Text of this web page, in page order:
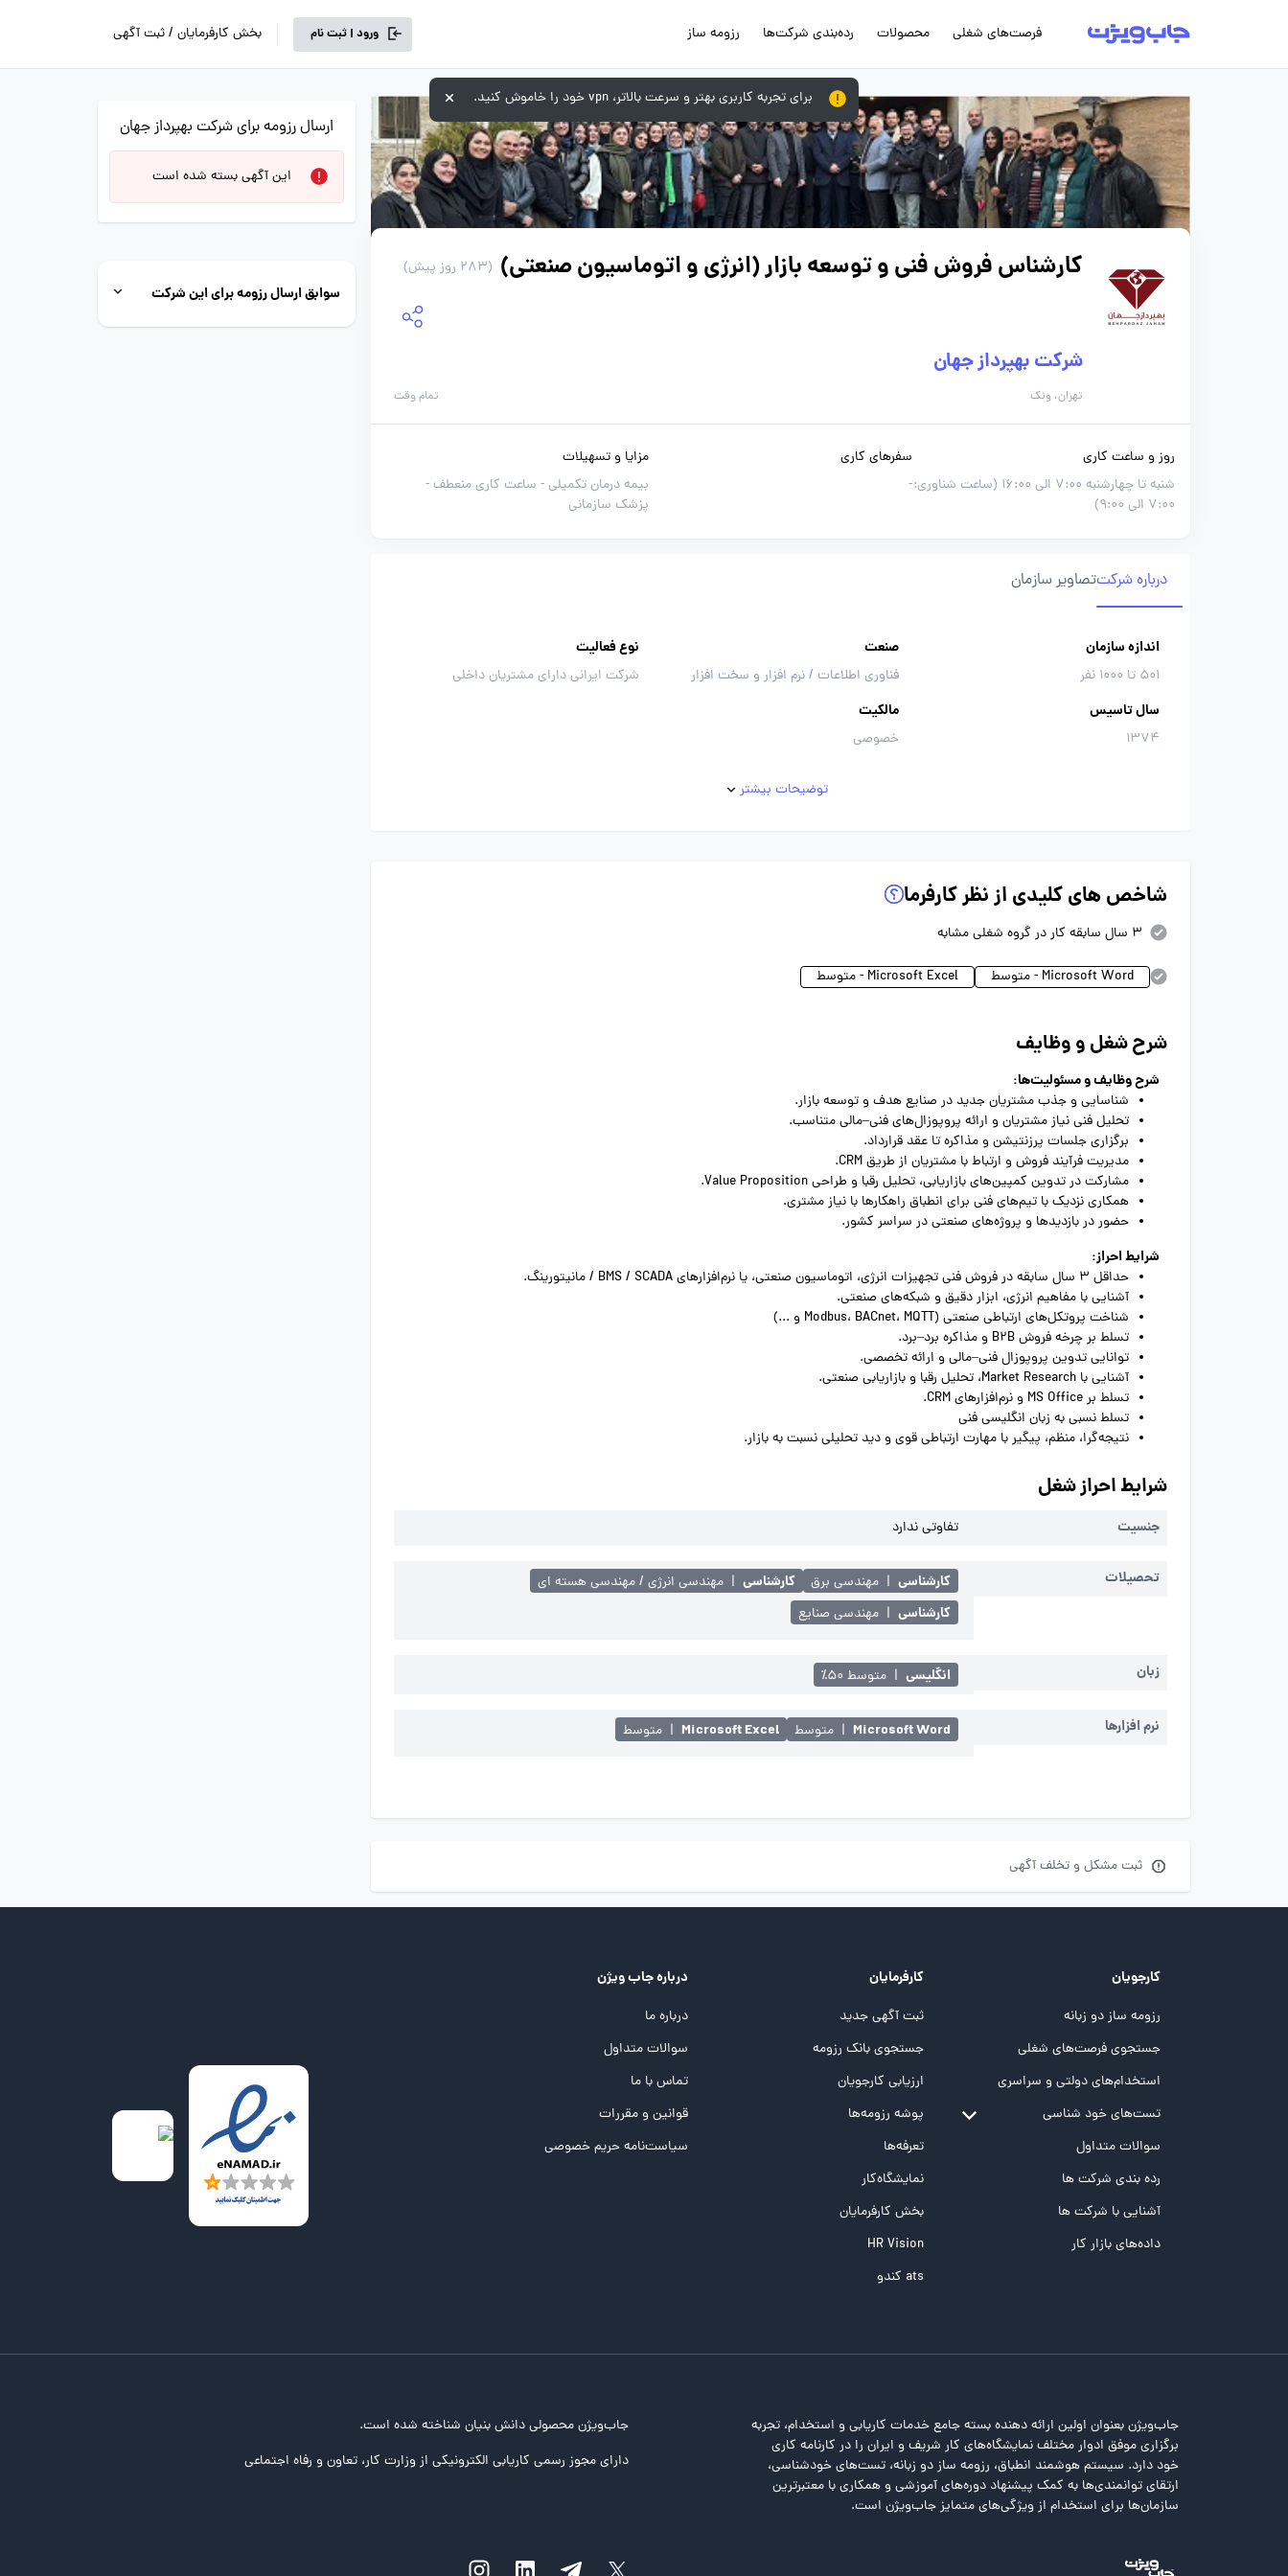
فرصت‌های شغلی محصولات رده‌بندی شرکت‌ها رزومه ساز ورود | ثبت نام بخش کارفرمایان / ثبت آگهی
کارشناس فروش فنی و توسعه بازار (انرژی و اتوماسیون صنعتی) (283 روز پیش)
شرکت بهپرداز جهان
تهران، ونک تمام وقت
روز و ساعت کاری
شنبه تا چهارشنبه 7:00 الی 16:00 (ساعت شناوری:
7:00 الی 9:00)
سفرهای کاری
-
مزایا و تسهیلات
بیمه درمان تکمیلی - ساعت کاری منعطف -
پزشک سازمانی
درباره شرکتتصاویر سازمان
اندازه سازمان
501 تا 1000 نفر
صنعت
فناوری اطلاعات / نرم افزار و سخت افزار
نوع فعالیت
شرکت ایرانی دارای مشتریان داخلی
سال تاسیس
1374
مالکیت
خصوصی
توضیحات بیشتر
شاخص های کلیدی از نظر کارفرما
3 سال سابقه کار در گروه شغلی مشابه
Microsoft Word - متوسط Microsoft Excel - متوسط
شرح شغل و وظایف
شرح وظایف و مسئولیت‌ها:
شناسایی و جذب مشتریان جدید در صنایع هدف و توسعه بازار.
تحلیل فنی نیاز مشتریان و ارائه پروپوزال‌های فنی–مالی متناسب.
برگزاری جلسات پرزنتیشن و مذاکره تا عقد قرارداد.
مدیریت فرآیند فروش و ارتباط با مشتریان از طریق CRM.
مشارکت در تدوین کمپین‌های بازاریابی، تحلیل رقبا و طراحی Value Proposition.
همکاری نزدیک با تیم‌های فنی برای انطباق راهکارها با نیاز مشتری.
حضور در بازدیدها و پروژه‌های صنعتی در سراسر کشور.
شرایط احراز:
حداقل 3 سال سابقه در فروش فنی تجهیزات انرژی، اتوماسیون صنعتی، یا نرم‌افزارهای BMS / SCADA / مانیتورینگ.
آشنایی با مفاهیم انرژی، ابزار دقیق و شبکه‌های صنعتی.
شناخت پروتکل‌های ارتباطی صنعتی (Modbus، BACnet، MQTT و ...)
تسلط بر چرخه فروش B2B و مذاکره برد–برد.
توانایی تدوین پروپوزال فنی–مالی و ارائه تخصصی.
آشنایی با Market Research، تحلیل رقبا و بازاریابی صنعتی.
تسلط بر MS Office و نرم‌افزارهای CRM.
تسلط نسبی به زبان انگلیسی فنی
نتیجه‌گرا، منظم، پیگیر با مهارت ارتباطی قوی و دید تحلیلی نسبت به بازار.
شرایط احراز شغل
جنسیت تفاوتی ندارد
تحصیلات کارشناسی | مهندسی برق کارشناسی | مهندسی انرژی / مهندسی هسته ای
کارشناسی | مهندسی صنایع
زبان انگلیسی | متوسط ۵۰٪
نرم افزارها Microsoft Word
| متوسط Microsoft Excel
| متوسط
ثبت مشکل و تخلف آگهی
ارسال رزومه برای شرکت بهپرداز جهان
این آگهی بسته شده است
سوابق ارسال رزومه برای این شرکت
کارجویان
رزومه ساز دو زبانه
جستجوی فرصت‌های شغلی
استخدام‌های دولتی و سراسری
تست‌های خود شناسی
تست MBTI
تست تیپ سنجی شغلی Holland
تست NEO
تست هوش های چندگانه
سوالات متداول
رده بندی شرکت ها
آشنایی با شرکت ها
داده‌های بازار کار
کارفرمایان
ثبت آگهی جدید
جستجوی بانک رزومه
ارزیابی کارجویان
پوشه‌‌ رزومه‌ها
تعرفه‌ها
نمایشگاه‌کار
بخش کارفرمایان
HR Vision
ats کندو
درباره جاب ویژن
درباره ما
سوالات متداول
تماس با ما
قوانین و مقررات
سیاست‌نامه حریم خصوصی
جاب‌ویژن بعنوان اولین ارائه دهنده بسته جامع خدمات کاریابی و استخدام، تجربه
برگزاری موفق ادوار مختلف نمایشگاه‌های کار شریف و ایران را در کارنامه کاری
خود دارد. سیستم هوشمند انطباق، رزومه ساز دو زبانه، تست‌های خودشناسی،
ارتقای توانمندی‌ها به کمک پیشنهاد دوره‌های آموزشی و همکاری با معتبرترین
سازمان‌ها برای استخدام از ویژگی‌های متمایز جاب‌ویژن است.
جاب‌ویژن محصولی دانش بنیان شناخته شده است.
دارای مجوز رسمی کاریابی الکترونیکی از وزارت کار، تعاون و رفاه اجتماعی
برای تجربه کاربری بهتر و سرعت بالاتر، vpn خود را خاموش کنید.